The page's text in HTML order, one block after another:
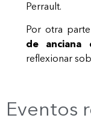
Perrault.
Por otra parte
de anciana
reflexionar
Eventos